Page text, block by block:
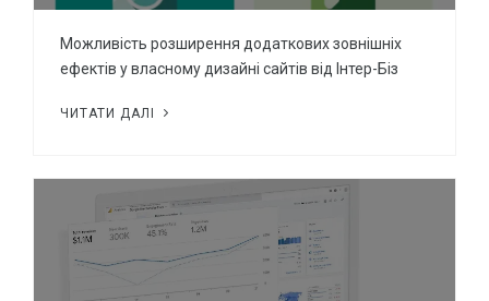
Можливість розширення додаткових зовнішніх
ефектів у власному дизайні сайтів від Інтер-Біз
ЧИТАТИ ДАЛІ